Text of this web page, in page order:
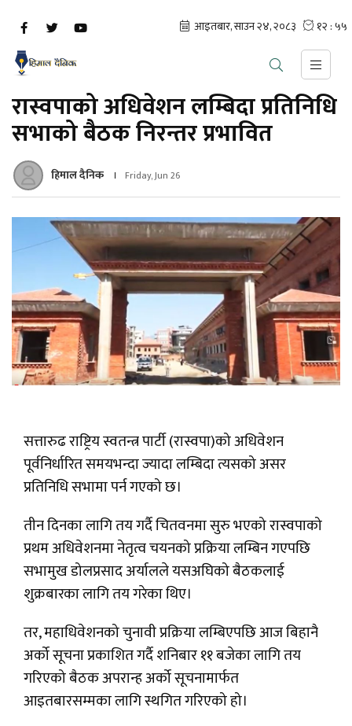
रास्वपाको अधिवेशन लम्बिदा प्रतिनिधि
सभाको बैठक निरन्तर प्रभावित
हिमाल दैनिक Friday, Jun 26
सत्तारुढ राष्ट्रिय स्वतन्त्र पार्टी (रास्वपा)को अधिवेशन
पूर्वनिर्धारित समयभन्दा ज्यादा लम्बिदा त्यसको असर
प्रतिनिधि सभामा पर्न गएको छ।
तीन दिनका लागि तय गर्दै चितवनमा सुरु भएको रास्वपाको
प्रथम अधिवेशनमा नेतृत्व चयनको प्रक्रिया लम्बिन गएपछि
सभामुख डोलप्रसाद अर्यालले यसअघिको बैठकलाई
शुक्रबारका लागि तय गरेका थिए।
तर, महाधिवेशनको चुनावी प्रक्रिया लम्बिएपछि आज बिहानै
अर्को सूचना प्रकाशित गर्दै शनिबार ११ बजेका लागि तय
गरिएको बैठक अपरान्ह अर्को सूचनामार्फत
आइतबारसम्मका लागि स्थगित गरिएको हो।